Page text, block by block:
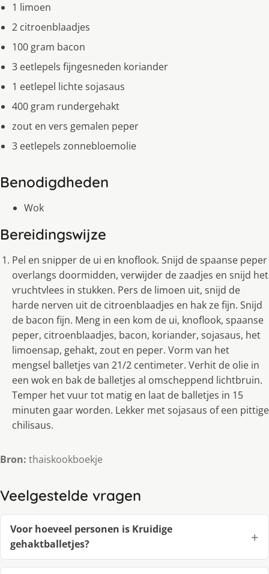
1 limoen
2 citroenblaadjes
100 gram bacon
3 eetlepels fijngesneden koriander
1 eetlepel lichte sojasaus
400 gram rundergehakt
zout en vers gemalen peper
3 eetlepels zonnebloemolie
Benodigdheden
Wok
Bereidingswijze
Pel en snipper de ui en knoflook. Snijd de spaanse peper
overlangs doormidden, verwijder de zaadjes en snijd het
vruchtvlees in stukken. Pers de limoen uit, snijd de
harde nerven uit de citroenblaadjes en hak ze fijn. Snijd
de bacon fijn. Meng in een kom de ui, knoflook, spaanse
peper, citroenblaadjes, bacon, koriander, sojasaus, het
limoensap, gehakt, zout en peper. Vorm van het
mengsel balletjes van 21/2 centimeter. Verhit de olie in
een wok en bak de balletjes al omscheppend lichtbruin.
Temper het vuur tot matig en laat de balletjes in 15
minuten gaar worden. Lekker met sojasaus of een pittige
chilisaus.
Bron: thaiskookboekje
Veelgestelde vragen
Voor hoeveel personen is Kruidige
gehaktballetjes?